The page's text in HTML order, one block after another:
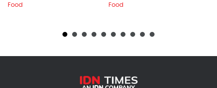
Food
Food